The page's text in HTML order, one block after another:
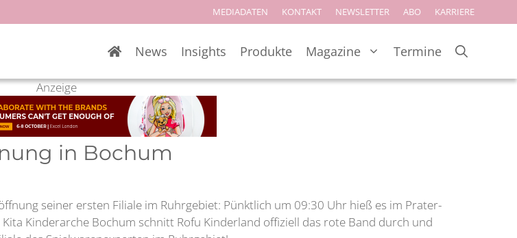
MEDIADATEN KONTAKT NEWSLETTER ABO KARRIERE
News Insights Produkte Magazine Termine
Anzeige
in Bochum
seiner ersten Filiale im Ruhrgebiet: Pünktlich um 09:30 Uhr hieß es im Prater-
Kinderarche Bochum schnitt Rofu Kinderland offiziell das rote Band durch und